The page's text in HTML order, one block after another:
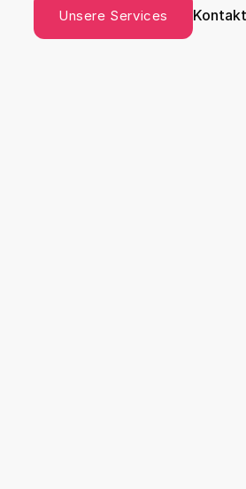
Unsere Services